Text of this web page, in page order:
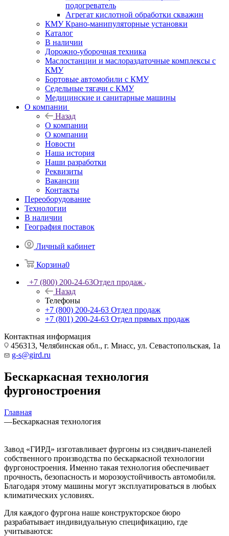
подогреватель
Агрегат кислотной обработки скважин
КМУ Крано-манипуляторные установки
Каталог
В наличии
Дорожно-уборочная техника
Маслостанции и маслораздаточные комплексы с
КМУ
Бортовые автомобили с КМУ
Седельные тягачи с КМУ
Медицинские и санитарные машины
О компании
Назад
О компании
О компании
Новости
Наша история
Наши разработки
Реквизиты
Вакансии
Контакты
Переоборудование
Технологии
В наличии
География поставок
Личный кабинет
Корзина0
+7 (800) 200-24-63Отдел продаж
Назад
Телефоны
+7 (800) 200-24-63 Отдел продаж
+7 (801) 200-24-63 Отдел прямых продаж
Контактная информация
456313, Челябинская обл., г. Миасс, ул. Севастопольская, 1а
g-s@gird.ru
Бескаркасная технология
фургоностроения
Главная
—Бескаркасная технология
Завод «ГИРД» изготавливает фургоны из сэндвич-панелей
собственного производства по бескаркасной технологии
фургоностроения. Именно такая технология обеспечивает
прочность, безопасность и морозоустойчивость автомобиля.
Благодаря этому машины могут эксплуатироваться в любых
климатических условиях.
Для каждого фургона наше конструкторское бюро
разрабатывает индивидуальную спецификацию, где
учитываются: